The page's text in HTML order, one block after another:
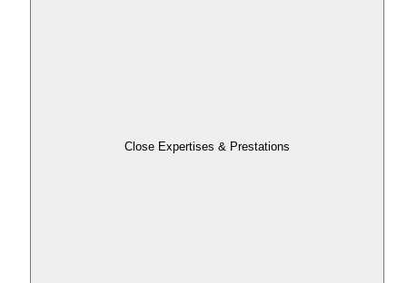
Close Expertises & Prestations